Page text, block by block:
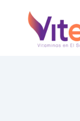
Contenido